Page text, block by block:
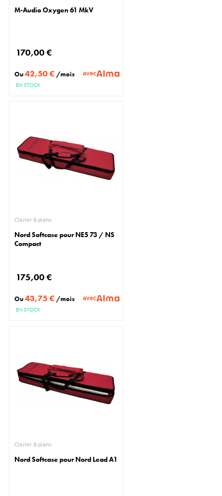
M-Audio Oxygen 61 MkV
170,00 €
Ou42,50 € /mois avec
EN STOCK
Clavier & piano
Nord Softcase pour NE5 73 / NS
Compact
175,00 €
Ou43,75 € /mois avec
EN STOCK
Clavier & piano
Nord Softcase pour Nord Lead A1